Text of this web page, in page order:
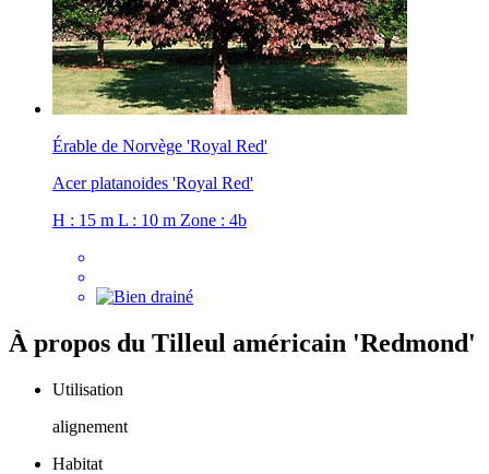
Érable de Norvège 'Royal Red'
Acer platanoides 'Royal Red'
H : 15 m L : 10 m Zone : 4b
À propos du Tilleul américain 'Redmond'
Utilisation
alignement
Habitat